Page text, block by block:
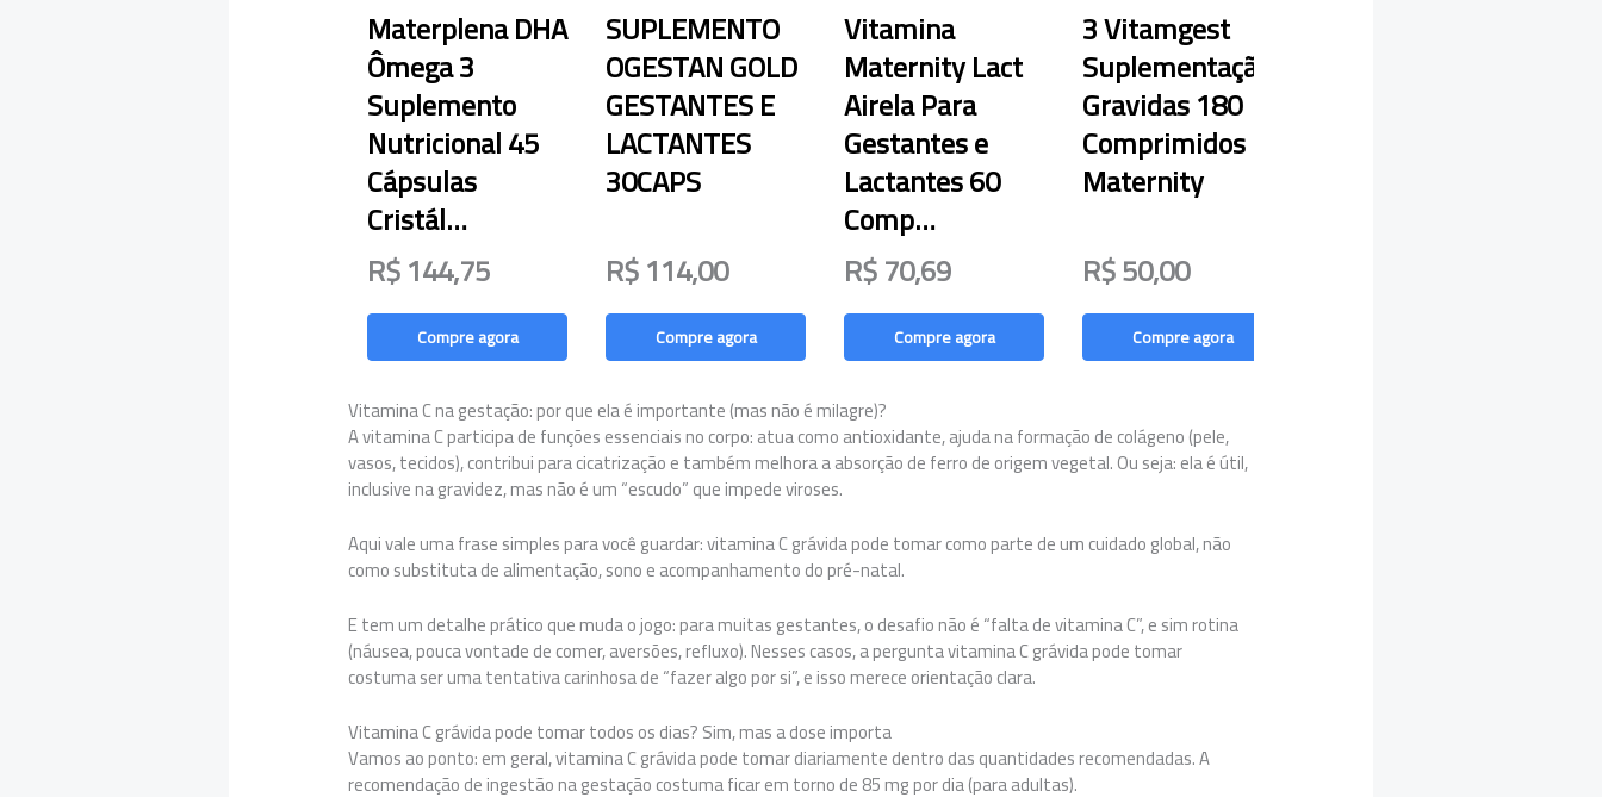
Materplena DHA
Ômega 3
Suplemento
Nutricional 45
Cápsulas
Cristál…
R$ 144,75
Compre agora
SUPLEMENTO
OGESTAN GOLD
GESTANTES E
LACTANTES
30CAPS
R$ 114,00
Compre agora
Vitamina
Maternity Lact
Airela Para
Gestantes e
Lactantes 60
Comp…
R$ 70,69
Compre agora
3 Vitamgest
Suplementação
Gravidas 180
Comprimidos
Maternity
R$ 50,00
Compre agora
Vitamina C na gestação: por que ela é importante (mas não é milagre)?
A vitamina C participa de funções essenciais no corpo: atua como antioxidante, ajuda na formação de colágeno (pele,
vasos, tecidos), contribui para cicatrização e também melhora a absorção de ferro de origem vegetal. Ou seja: ela é útil,
inclusive na gravidez, mas não é um “escudo” que impede viroses.
Aqui vale uma frase simples para você guardar: vitamina C grávida pode tomar como parte de um cuidado global, não
como substituta de alimentação, sono e acompanhamento do pré-natal.
E tem um detalhe prático que muda o jogo: para muitas gestantes, o desafio não é “falta de vitamina C”, e sim rotina
(náusea, pouca vontade de comer, aversões, refluxo). Nesses casos, a pergunta vitamina C grávida pode tomar
costuma ser uma tentativa carinhosa de “fazer algo por si”, e isso merece orientação clara.
Vitamina C grávida pode tomar todos os dias? Sim, mas a dose importa
Vamos ao ponto: em geral, vitamina C grávida pode tomar diariamente dentro das quantidades recomendadas. A
recomendação de ingestão na gestação costuma ficar em torno de 85 mg por dia (para adultas).